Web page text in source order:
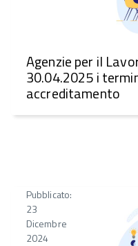
Agenzie per il
30.04.2025 i
accreditamento
Pubblicato:
23
Dicembre
2024